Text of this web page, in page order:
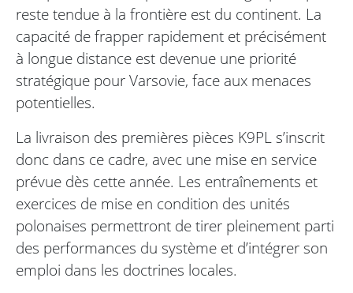
reste tendue à la frontière est du continent. La
capacité de frapper rapidement et précisément
à longue distance est devenue une priorité
stratégique pour Varsovie, face aux menaces
potentielles.
La livraison des premières pièces K9PL s’inscrit
donc dans ce cadre, avec une mise en service
prévue dès cette année. Les entraînements et
exercices de mise en condition des unités
polonaises permettront de tirer pleinement parti
des performances du système et d’intégrer son
emploi dans les doctrines locales.